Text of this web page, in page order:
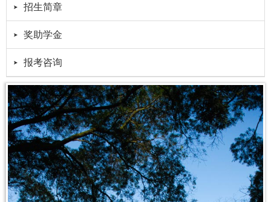
招生简章
奖助学金
报考咨询